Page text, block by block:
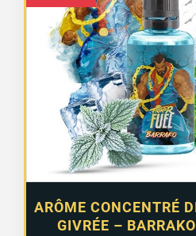
ARÔME CONCENTRÉ
GIVRÉE –